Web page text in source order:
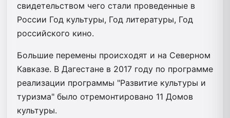
свидетельством чего стали проведенные в
России Год культуры, Год литературы, Год
российского кино.
Большие перемены происходят и на Северном
Кавказе. В Дагестане в 2017 году по программе
реализации программы "Развитие культуры и
туризма" было отремонтировано 11 Домов
культуры.